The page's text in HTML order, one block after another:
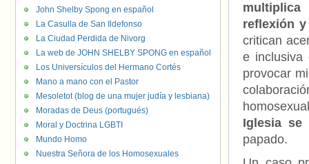
reflexión
critican
e inclusiva
provocar
Iglesia se
papado.
John Shelby Spong en español
La Casulla de San Ildefonso
La Ciudad Perdida de Nivorg
La web de JOHN SHELBY SPONG en español
Los Universículos del Hermano Cortés
Mano a mano con el Pastor
Mesoletot (blog de una mujer judía y lesbiana)
Moradas de Deus (portugués)
Moral y Doctrina LGBTI
Mundo Homo
Nuestra Señora de los Homosexuales